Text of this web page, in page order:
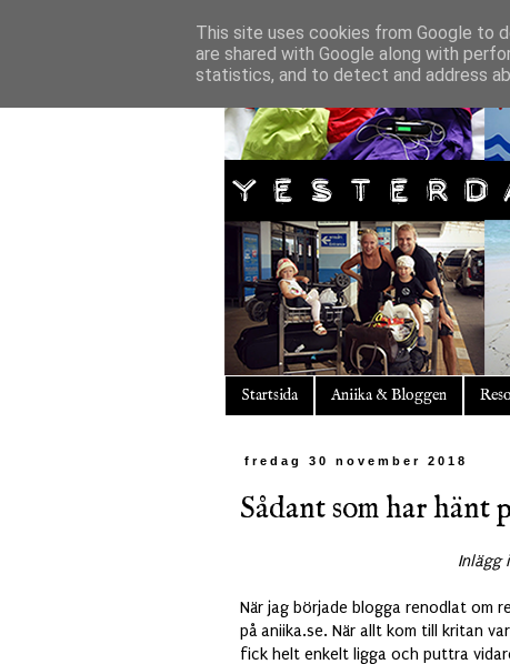
Startsida Aniika & Bloggen
fredag 30 november 2018
Sådant som har hänt
Inlägg
När jag började blogga renodlat om
på aniika.se. När allt kom till kritan
fick helt enkelt ligga och puttra
This site uses cookies from Google to
are shared with Google along with
statistics, and to detect and address